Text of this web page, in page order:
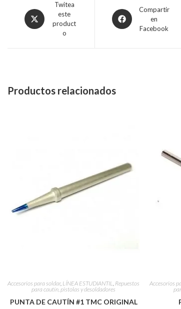
Twitea
este
product
o
Compartir
en
Facebook
Productos relacionados
Accesorios para soldar, LÍNEA ESTUDIANTIL, Repuestos
para cautín, pistolas y desoldadores
PUNTA DE CAUTÍN #1 TMC ORIGINAL
Accesorios